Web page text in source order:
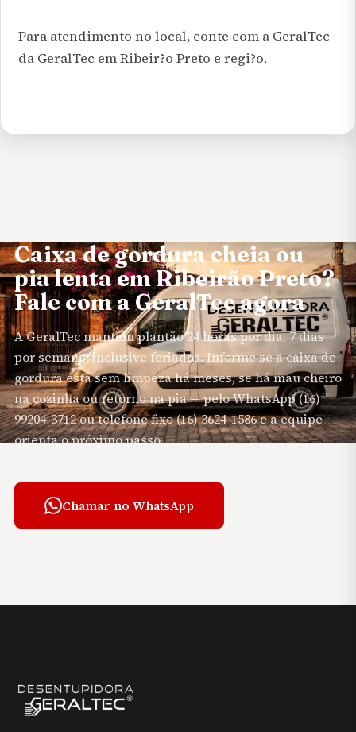
Para atendimento no local, conte com a GeralTec
da GeralTec em Ribeir?o Preto e regi?o.
Caixa de gordura cheia ou
pia lenta em Ribeirão Preto?
Fale com a GeralTec agora
AGeralTecmantém plantão 24 horas por dia, 7 dias
por semana, inclusive feriados. Informe se a caixa de
gordura está sem limpeza há meses, se há mau cheiro
na cozinha ou retorno na pia — pelo WhatsApp (16)
99204-3712 ou telefone fixo (16) 3624-1586 e a equipe
orienta o próximo passo.
Chamar no WhatsApp